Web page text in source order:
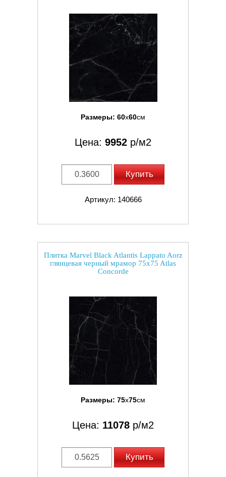
Размеры: 60x60см
Цена: 9952 р/м2
Купить
Артикул: 140666
Плитка Marvel Black Atlantis Lappato Aorz
глянцевая черный мрамор 75x75 Atlas
Concorde
Размеры: 75x75см
Цена: 11078 р/м2
Купить